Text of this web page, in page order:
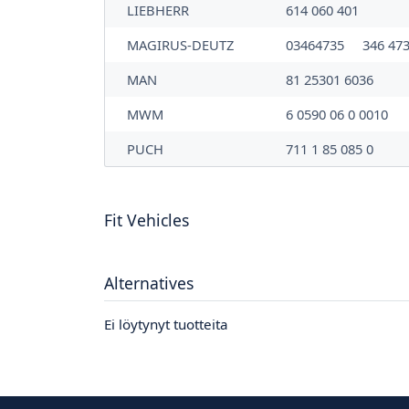
LIEBHERR
614 060 401
MAGIRUS-DEUTZ
03464735
346
MAN
81 25301 6036
MWM
6 0590 06 0 0010
PUCH
711 1 85 085 0
Fit Vehicles
Alternatives
Ei löytynyt tuotteita